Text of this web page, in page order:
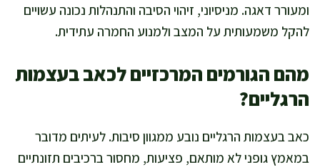
ומעורר דאגה. מניסיוני, זיהוי הסיבה והתנהלות נכונה עשויים
להקל משמעותית על המצב ולמנוע החמרה עתידית.
מהם הגורמים המרכזיים לכאב בעצמות
הרגליים?
כאב בעצמות הרגליים נובע ממגוון סיבות. לעיתים מדובר
במאמץ גופני לא מותאם, פציעות, מחסור ברכיבים תזונתיים